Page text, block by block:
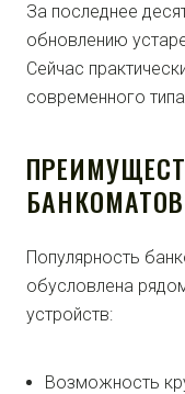
За последнее
обновлению
Сейчас
современного
Популярность
обусловлена
устройств:
Возможность